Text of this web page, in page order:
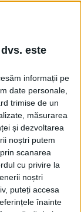
este
informații pe
date personale,
trimise de un
măsurarea
și dezvoltarea
noștri putem
scanarea
cu privire la
noștri
puteți accesa
înainte
a rupt prietenia
populari autori